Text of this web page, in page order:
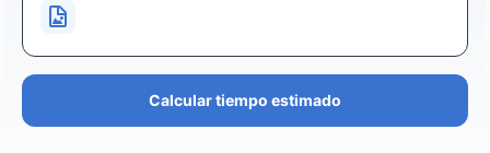
Calcular tiempo estimado